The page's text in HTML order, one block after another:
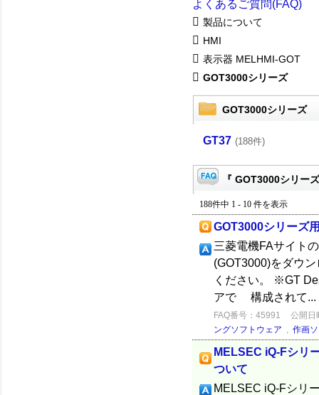
よくあるご質問(FAQ)
製品について
HMI
表示器 MELHMI-GOT
GOT3000シリーズ
GOT3000シリーズ
GT37 (188件)
『 GOT3000シリー
188件中 1 - 10 件を表示
GOT3000シリーズ
三菱電機FAサイト
(GOT3000)をダウ
ください。 ※GT
アで 構成されて...
FAQ番号：45991
公開日
ングソフトウェア , 作画
MELSEC iQ-Fシリ
ついて
MELSEC iQ-Fシリ